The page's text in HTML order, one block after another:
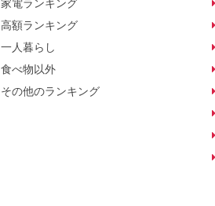
家電ランキング
高額ランキング
一人暮らし
食べ物以外
その他のランキング